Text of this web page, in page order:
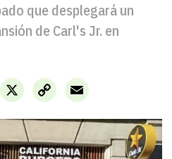
que desplegará un
de Carl's Jr. en
X
Copy
Link
Email